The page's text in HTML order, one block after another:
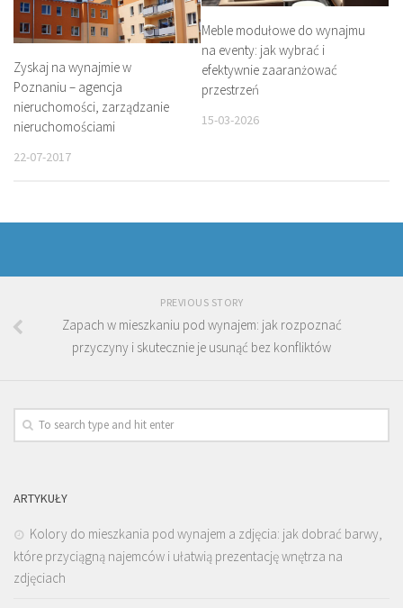
Zyskaj na wynajmie w
Poznaniu – agencja
nieruchomości, zarządzanie
nieruchomościami
22-07-2017
Meble modułowe do wynajmu
na eventy: jak wybrać i
efektywnie zaaranżować
przestrzeń
15-03-2026
PREVIOUS STORY
Zapach w mieszkaniu pod wynajem: jak rozpoznać
przyczyny i skutecznie je usunąć bez konfliktów
ARTYKUŁY
Kolory do mieszkania pod wynajem a zdjęcia: jak dobrać barwy,
które przyciągną najemców i ułatwią prezentację wnętrza na
zdjęciach